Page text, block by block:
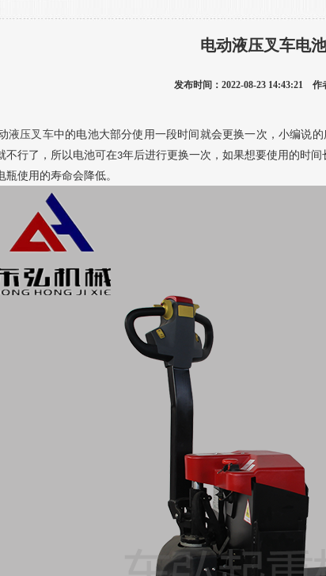
电动液压叉车电
发布时间：2022-08-23 14:43:21
液压叉车中的电池大部分使用一段时间就会更换一次，小编说
不行了，所以电池可在3年后进行更换一次，如果想要使用的时
瓶使用的寿命会降低。